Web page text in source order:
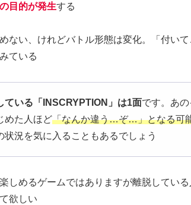
目的が発生する
ない、けれどバトル形態は変化。「付い
ている
ている「INSCRYPTION」は1面です。あ
めた人ほど「なんか違う…ぞ…」となる可
状況を気に入ることもあるでしょう
しめるゲームではありますが離脱している
欲しい